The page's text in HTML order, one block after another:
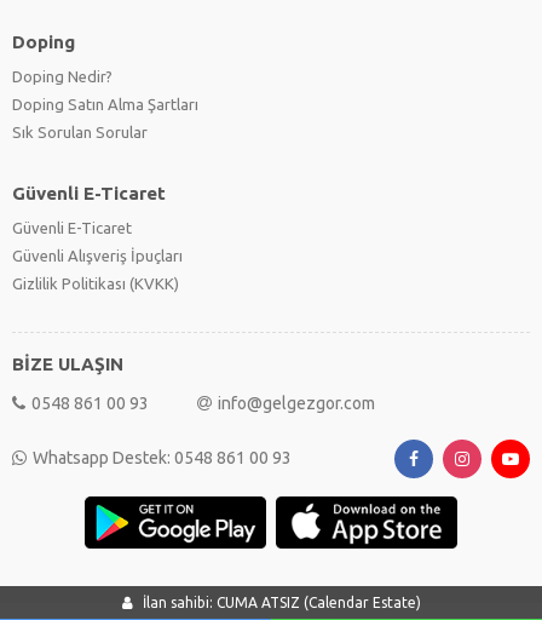
İlan sahibi: CUMA ATSIZ (Calendar Estate)
Doping
Doping Nedir?
Doping Satın Alma Şartları
Sık Sorulan Sorular
Güvenli E-Ticaret
Güvenli E-Ticaret
Güvenli Alışveriş İpuçları
Gizlilik Politikası (KVKK)
BİZE ULAŞIN
0548 861 00 93 info@gelgezgor.com
Whatsapp Destek: 0548 861 00 93